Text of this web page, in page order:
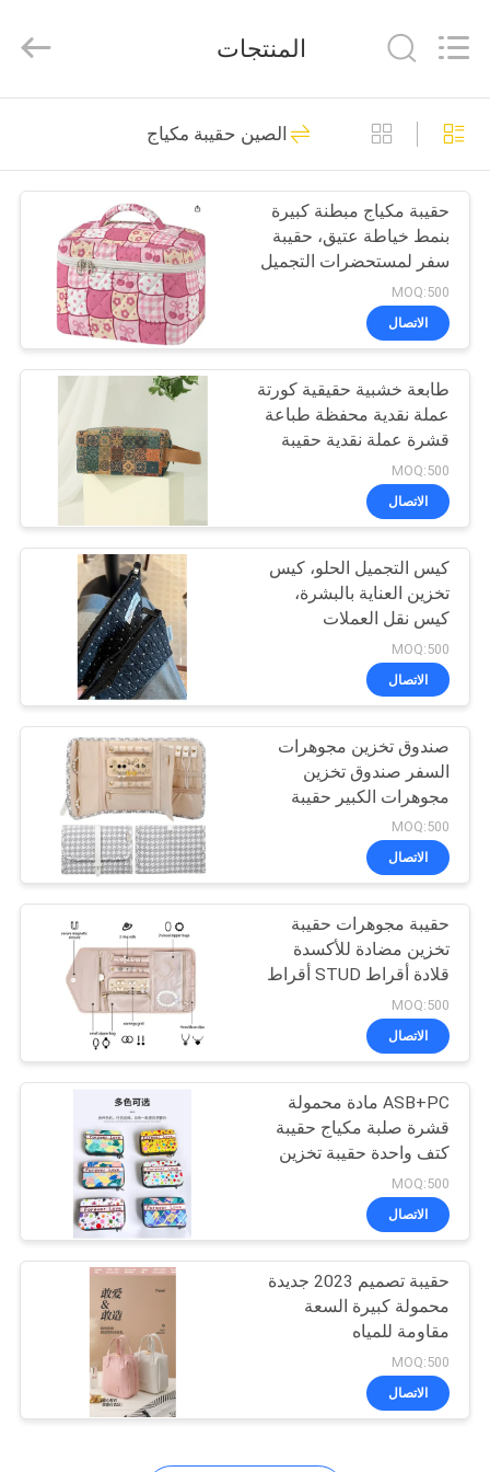
الصفحة
الرئيسية
منتجات
معلومات
جولة
المعمل
مراقبة
الجودة
خريطة
الموقع
PRIVACY
POLICY
Rights
Reserved.
ECER
الحالات الصعبة إيفا
68
حقيبة تخزين EVA
49
حقيبة حمل EVA
33
حقائب نقود
34
أكياس البنك سستة
134
حقيبة غسيل أدوات
الزينة
23
المنتجات
الصين حقيبة مكياج
حقيبة مكياج مبطنة كبيرة
بنمط خياطة عتيق، حقيبة
سفر لمستحضرات التجميل
للنساء، منظم أدوات زينة
بتصميم مرقع جمالي مع
مقبض للعناية بالبشرة
MOQ:500
الاتصال
طابعة خشبية حقيقية كورتة
عملة نقدية محفظة طباعة
قشرة عملة نقدية حقيبة
مفتاح مربع صغير حقيبة
الحنين
MOQ:500
الاتصال
كيس التجميل الحلو، كيس
تخزين العناية بالبشرة،
كيس نقل العملات
المحمولة، محفظة سفر،
غسيل الملابس
MOQ:500
الاتصال
صندوق تخزين مجوهرات
السفر صندوق تخزين
مجوهرات الكبير حقيبة
كتب محمولة قابلة للطي
حقيبة مجوهرات السفر
MOQ:500
الاتصال
حقيبة مجوهرات حقيبة
تخزين مضادة للأكسدة
قلادة أقراط STUD أقراط
سوار حلقة حساسة صندوق
تخزين المجوهرات المحمول
MOQ:500
الاتصال
ASB+PC مادة محمولة
قشرة صلبة مكياج حقيبة
كتف واحدة حقيبة تخزين
محمولة مع صندوق هدية
يدوي مهرجان اجتماع
سنوي
MOQ:500
الاتصال
حقيبة تصميم 2023 جديدة
محمولة كبيرة السعة
مقاومة للمياه
MOQ:500
الاتصال